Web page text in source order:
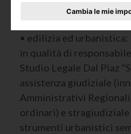
Cambia le mie
Competenze
• edilizia ed urbanistica:
in qualità di
Studio Legale Dal Piaz
assistenza giudiziale
Amministrativi
ordinari) e
strumenti urbanistici